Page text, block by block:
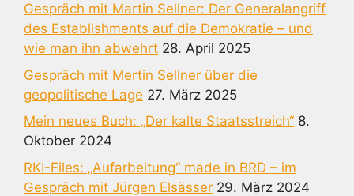
Gespräch mit Martin Sellner: Der Generalangriff
des Establishments auf die Demokratie – und
wie man ihn abwehrt 28. April 2025
Gespräch mit Mertin Sellner über die
geopolitische Lage 27. März 2025
Mein neues Buch: „Der kalte Staatsstreich“ 8.
Oktober 2024
RKI-Files: „Aufarbeitung“ made in BRD – im
Gespräch mit Jürgen Elsässer 29. März 2024